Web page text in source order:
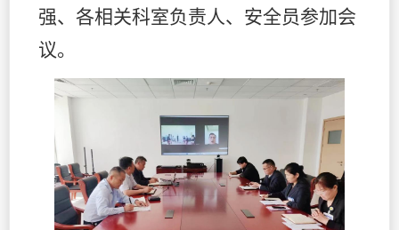
强、各相关科室负责人、安全员参加会
议。